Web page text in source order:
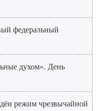
федеральный
духом». День
режим чрезвычайной